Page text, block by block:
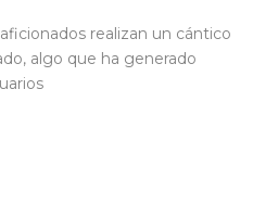
realizan un cántico
algo que ha generado